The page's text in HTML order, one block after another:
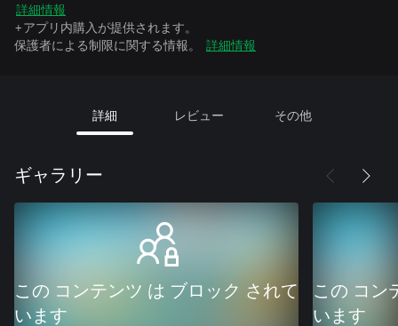
詳細情報
+アプリ内購入が提供されます。
保護者による制限に関する情報。
詳細情報
詳細 レビュー その他
ギャラリー
この コンテンツ は ブロック されて
います
この コン
います